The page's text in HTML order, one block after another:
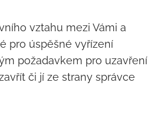
vztahu mezi Vámi a
pro úspěšné vyřízení
požadavkem pro uzavření
či jí ze strany správce